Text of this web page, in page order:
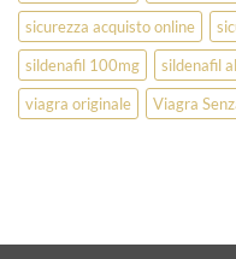
sicurezza acquisto online
sildenafil 100mg
sildenafil
viagra originale
Viagra